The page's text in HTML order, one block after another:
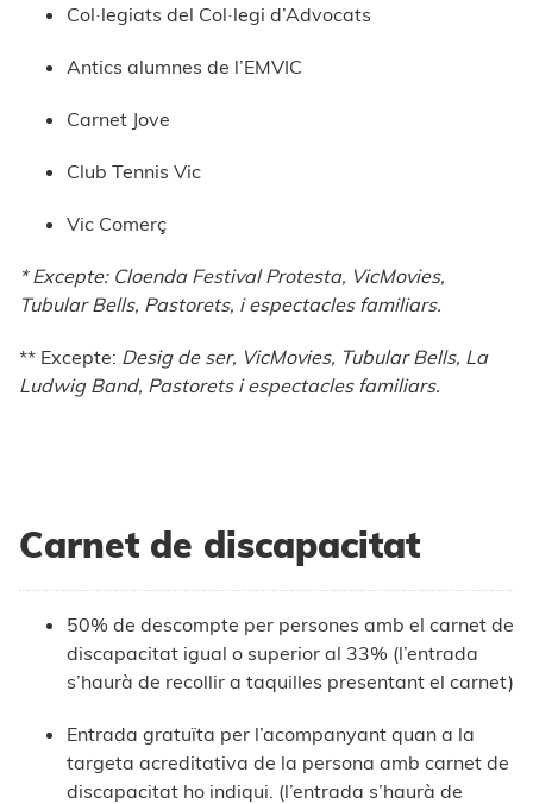
Col·legiats del Col·legi d’Advocats
Antics alumnes de l’EMVIC
Carnet Jove
Club Tennis Vic
Vic Comerç
* Excepte: Cloenda Festival Protesta, VicMovies,
Tubular Bells, Pastorets, i espectacles familiars.
** Excepte: Desig de ser, VicMovies, Tubular Bells, La
Ludwig Band, Pastorets i espectacles familiars.
Carnet de discapacitat
50% de descompte per persones amb el carnet de
discapacitat igual o superior al 33% (l’entrada
s’haurà de recollir a taquilles presentant el carnet)
Entrada gratuïta per l’acompanyant quan a la
targeta acreditativa de la persona amb carnet de
discapacitat ho indiqui. (l’entrada s’haurà de